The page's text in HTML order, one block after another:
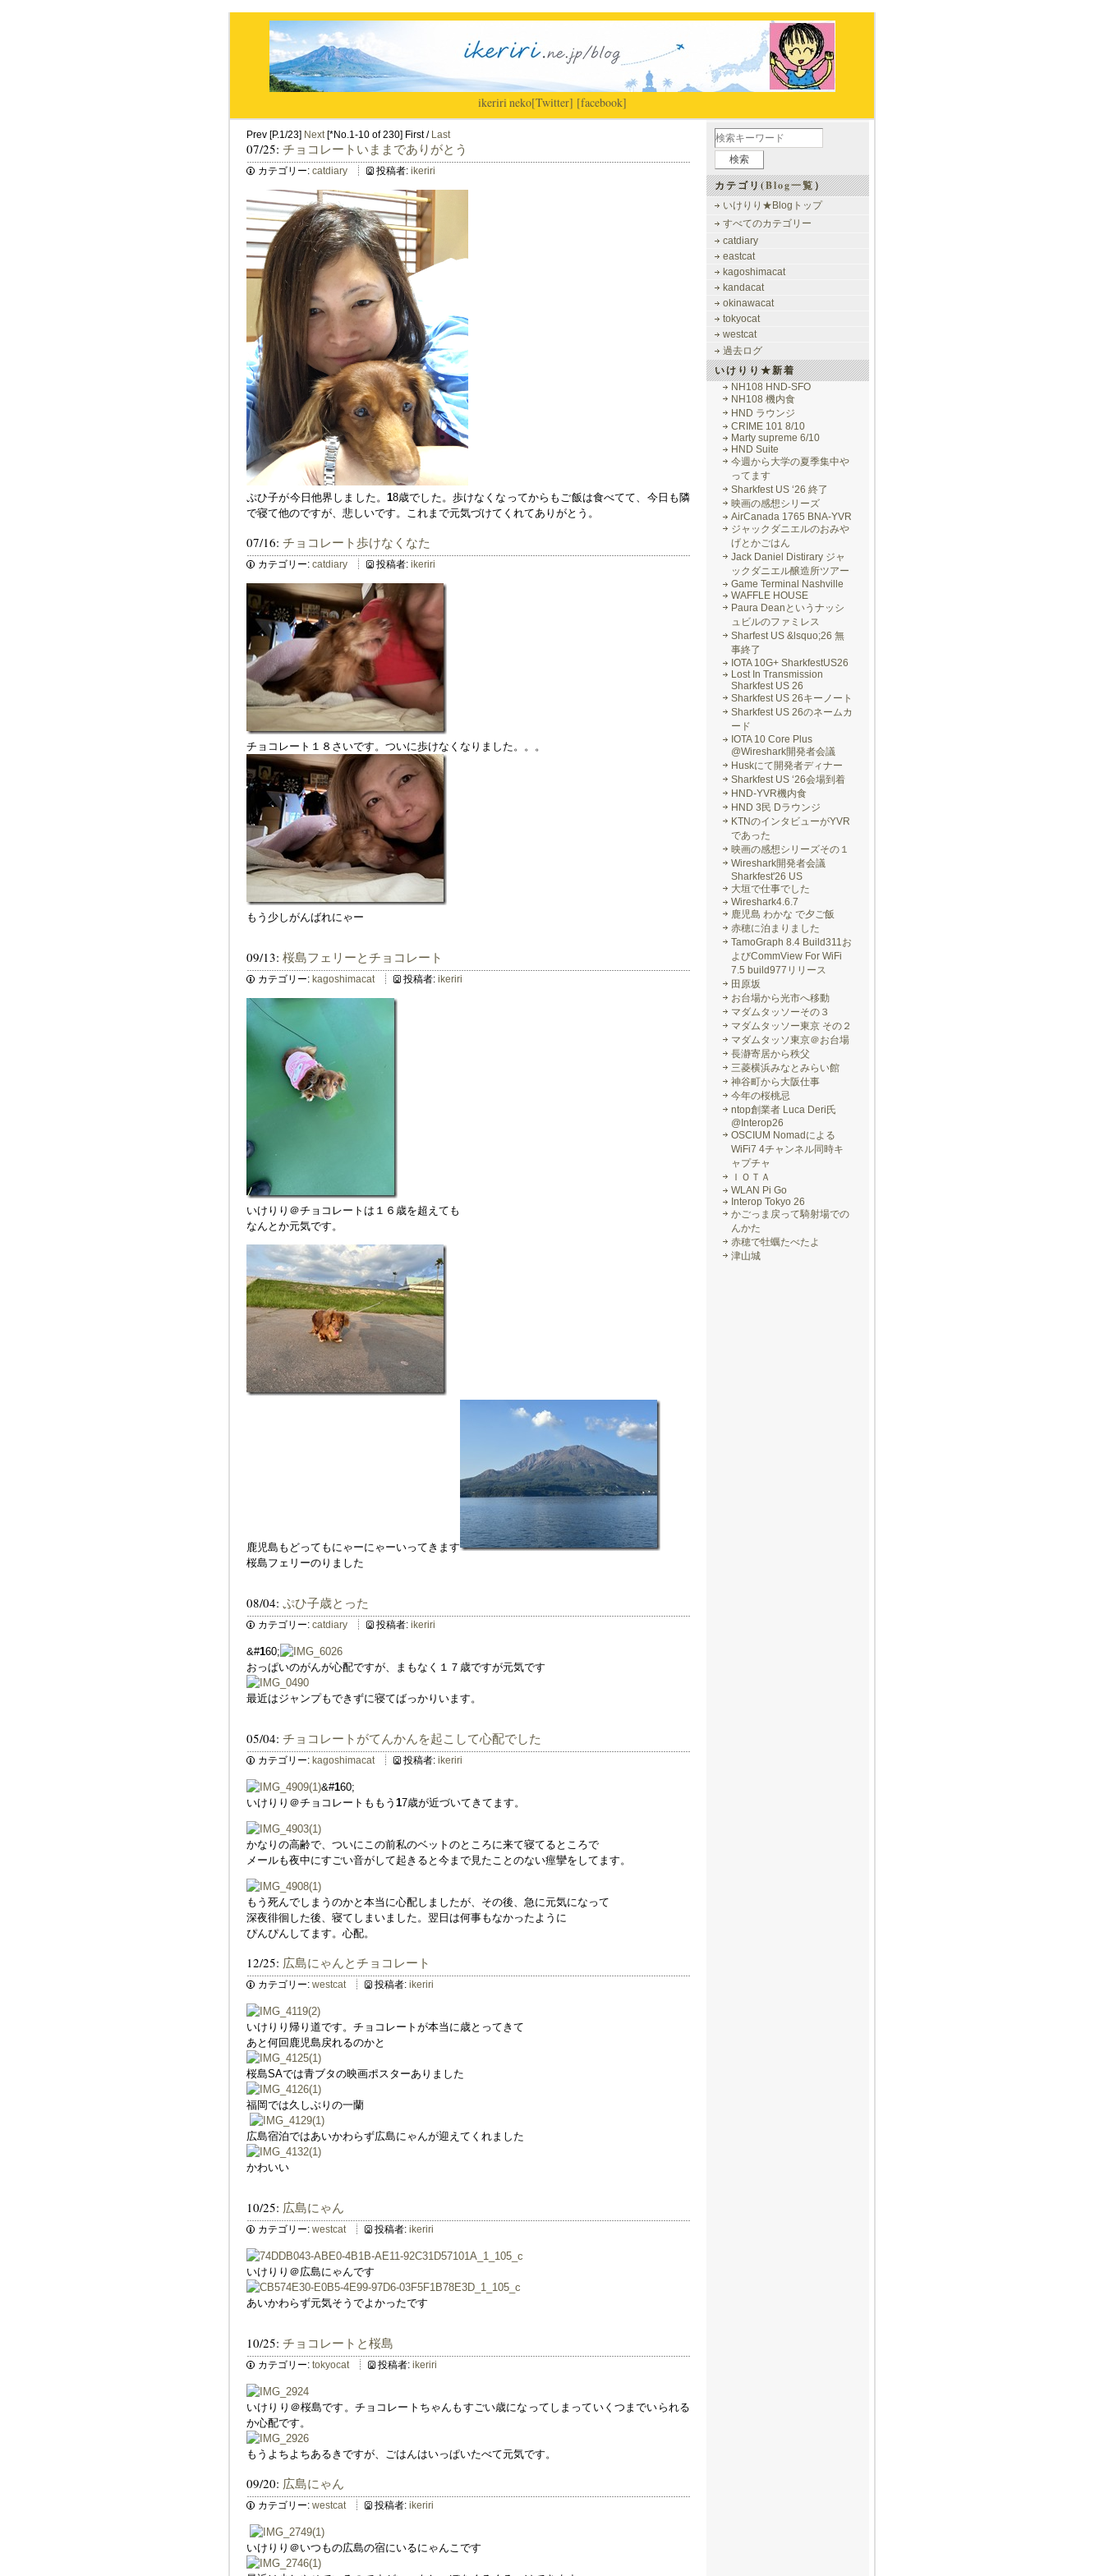
ikeriri|neko[Twitter] [facebook]
Prev [P.1/23] Next[*No.1-10 of 230] First / Last
07/25: チョコレートいままでありがとう
カテゴリー: catdiary 投稿者: ikeriri
ぷひ子が今日他界しました。 18歳でした。歩けなくなってからもご飯は食べてて、今日も隣
で寝て他のですが、悲しいです。これまで元気づけてくれてありがとう。
07/16: チョコレート歩けなくなた
カテゴリー: catdiary 投稿者: ikeriri
チョコレート１８さいです。ついに歩けなくなりました。。。
もう少しがんばれにゃー
09/13: 桜島フェリーとチョコレート
カテゴリー: kagoshimacat 投稿者: ikeriri
いけりり＠チョコレートは１６歳を超えても
なんとか元気です。
鹿児島もどってもにゃーにゃーいってきます
桜島フェリーのりました
08/04: ぷひ子歳とった
カテゴリー: catdiary 投稿者: ikeriri
&#160;
おっぱいのがんが心配ですが、まもなく１７歳ですが元気です
最近はジャンプもできずに寝てばっかりいます。
05/04: チョコレートがてんかんを起こして心配でした
カテゴリー: kagoshimacat 投稿者: ikeriri
&#160;
いけりり＠チョコレートももう 17歳が近づいてきてます。
かなりの高齢で、ついにこの前私のベットのところに来て寝てるところで
メールも夜中にすごい音がして起きると今まで見たことのない痙攣をしてます。
もう死んでしまうのかと本当に心配しましたが、その後、急に元気になって
深夜徘徊した後、寝てしまいました。翌日は何事もなかったように
ぴんぴんしてます。心配。
12/25: 広島にゃんとチョコレート
カテゴリー: westcat 投稿者: ikeriri
いけりり帰り道です。チョコレートが本当に歳とってきて
あと何回鹿児島戻れるのかと
桜島SAでは青ブタの映画ポスターありました
福岡では久しぶりの一蘭
広島宿泊ではあいかわらず広島にゃんが迎えてくれました
かわいい
10/25: 広島にゃん
カテゴリー: westcat 投稿者: ikeriri
いけりり＠広島にゃんです
あいかわらず元気そうでよかったです
10/25: チョコレートと桜島
カテゴリー: tokyocat 投稿者: ikeriri
いけりり＠桜島です。チョコレートちゃんもすごい歳になってしまっていくつまでいられる
か心配です。
もうよちよちあるきですが、ごはんはいっぱいたべて元気です。
09/20: 広島にゃん
カテゴリー: westcat 投稿者: ikeriri
いけりり＠いつもの広島の宿にいるにゃんこです
カテゴリ(Blog一覧）
いけりり★Blogトップ
すべてのカテゴリー
catdiary
eastcat
kagoshimacat
kandacat
okinawacat
tokyocat
westcat
過去ログ
いけりり★新着
NH108 HND-SFO
NH108 機内食
HND ラウンジ
CRIME 101 8/10
Marty supreme 6/10
HND Suite
今週から大学の夏季集中や
ってます
Sharkfest US ‘26 終了
映画の感想シリーズ
AirCanada 1765 BNA-YVR
ジャックダニエルのおみや
げとかごはん
Jack Daniel Distirary ジャ
ックダニエル醸造所ツアー
Game Terminal Nashville
WAFFLE HOUSE
Paura Deanというナッシ
ュビルのファミレス
Sharfest US &lsquo;26 無
事終了
IOTA 10G+ SharkfestUS26
Lost In Transmission
Sharkfest US 26
Sharkfest US 26キーノート
Sharkfest US 26のネームカ
ード
IOTA 10 Core Plus
@Wireshark開発者会議
Huskにて開発者ディナー
Sharkfest US ‘26会場到着
HND-YVR機内食
HND 3民 Dラウンジ
KTNのインタビューがYVR
であった
映画の感想シリーズその１
Wireshark開発者会議
Sharkfest'26 US
大垣で仕事でした
Wireshark4.6.7
鹿児島 わかな で夕ご飯
赤穂に泊まりました
TamoGraph 8.4 Build311お
よびCommView For WiFi
7.5 build977リリース
田原坂
お台場から光市へ移動
マダムタッソーその３
マダムタッソー東京 その２
マダムタッソ東京＠お台場
長瀞寄居から秩父
三菱横浜みなとみらい館
神谷町から大阪仕事
今年の桜桃忌
ntop創業者 Luca Deri氏
@Interop26
OSCIUM Nomadによる
WiFi7 4チャンネル同時キ
ャプチャ
ＩＯＴＡ
WLAN Pi Go
Interop Tokyo 26
かごっま戻って騎射場での
んかた
赤穂で牡蠣たべたよ
津山城